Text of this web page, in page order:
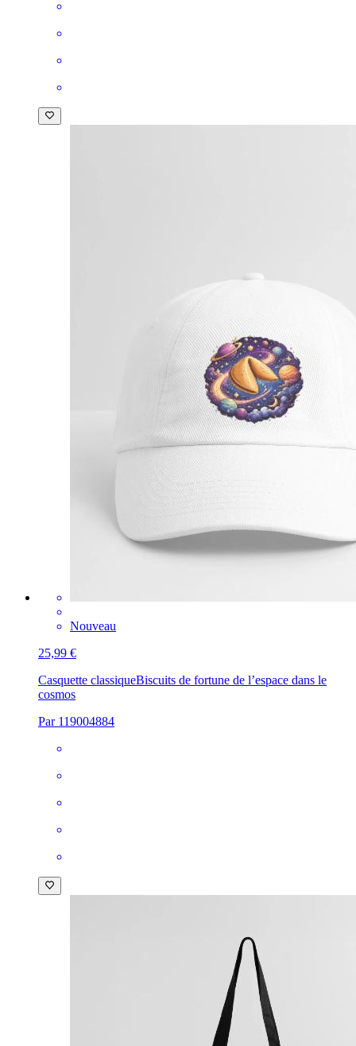
Nouveau
25,99 €
Casquette classiqueBiscuits de fortune de l’espace dans le
cosmos
Par 119004884